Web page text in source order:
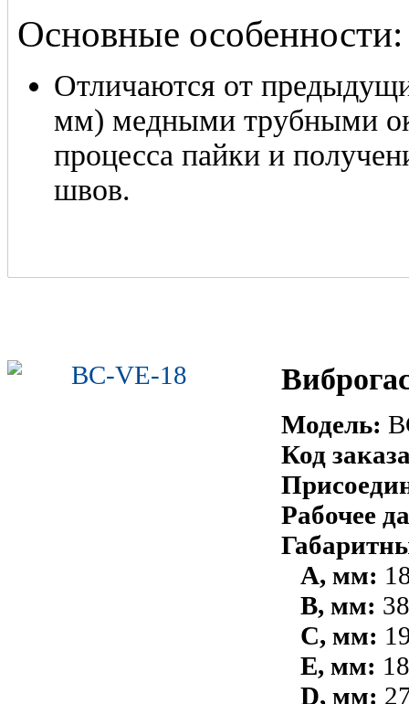
Основные особенности:
Отличаются от
мм) медными трубными
процесса пайки и
швов.
Модель:
Код
Рабочее
А, мм:
В, мм: 38
С, мм:
Е, мм: 18
D, мм: